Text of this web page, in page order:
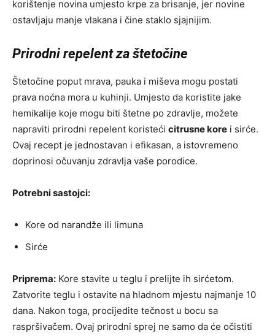
korištenje novina umjesto krpe za brisanje, jer novine
ostavljaju manje vlakana i čine staklo sjajnijim.
Prirodni repelent za štetočine
Štetočine poput mrava, pauka i miševa mogu postati
prava noćna mora u kuhinji. Umjesto da koristite jake
hemikalije koje mogu biti štetne po zdravlje, možete
napraviti prirodni repelent koristeći citrusne kore i sirće.
Ovaj recept je jednostavan i efikasan, a istovremeno
doprinosi očuvanju zdravlja vaše porodice.
Potrebni sastojci:
Kore od narandže ili limuna
Sirće
Priprema: Kore stavite u teglu i prelijte ih sirćetom.
Zatvorite teglu i ostavite na hladnom mjestu najmanje 10
dana. Nakon toga, procijedite tečnost u bocu sa
raspršivačem. Ovaj prirodni sprej ne samo da će očistiti